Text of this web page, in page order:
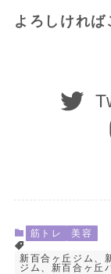
よろしければ
筋トレ 美容
新百合ヶ丘ジム、
ジム、新百合ヶ丘